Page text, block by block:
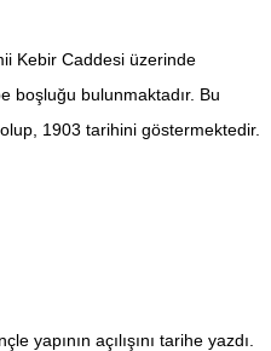
Kebir Caddesi üzerinde
boşluğu bulunmaktadır. Bu
1903 tarihini göstermektedir.
yapının açılışını tarihe yazdı.